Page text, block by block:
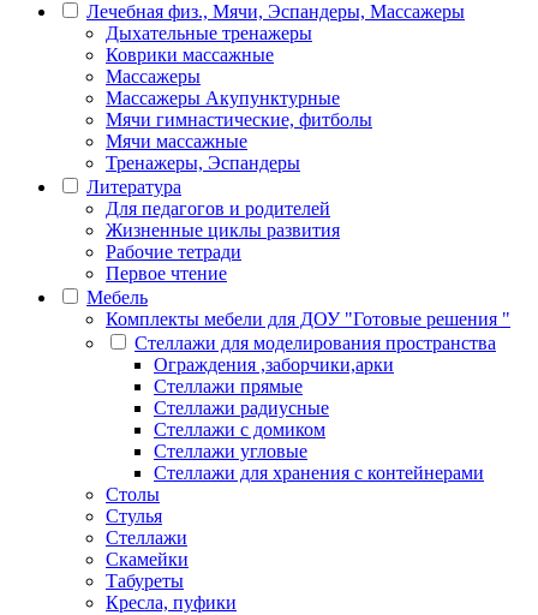
Лечебная физ., Мячи, Эспандеры, Массажеры
Дыхательные тренажеры
Коврики массажные
Массажеры
Массажеры Акупунктурные
Мячи гимнастические, фитболы
Мячи массажные
Тренажеры, Эспандеры
Литература
Для педагогов и родителей
Жизненные циклы развития
Рабочие тетради
Первое чтение
Мебель
Комплекты мебели для ДОУ "Готовые решения "
Стеллажи для моделирования пространства
Ограждения ,заборчики,арки
Стеллажи прямые
Стеллажи радиусные
Стеллажи с домиком
Стеллажи угловые
Стеллажи для хранения с контейнерами
Столы
Стулья
Стеллажи
Скамейки
Табуреты
Кресла, пуфики